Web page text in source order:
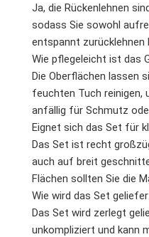
Ja, die Rückenlehnen
sodass Sie sowohl
entspannt zurücklehnen
Wie pflegeleicht ist das
Die Oberflächen lassen
feuchten Tuch reinigen,
anfällig für Schmutz
Eignet sich das Set für
Das Set ist recht
auch auf breit
Flächen sollten Sie die
Wie wird das Set
Das Set wird zerlegt
unkompliziert und kann